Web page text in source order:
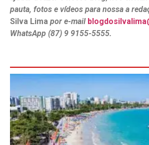
pauta, fotos e vídeos para nossa a
Silva Lima por e-mail
WhatsApp (87) 9 9155-5555.